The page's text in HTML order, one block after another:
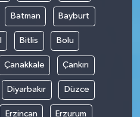
Batman Bayburt
Bitlis Bolu
Çanakkale Çankırı
Diyarbakır Düzce
Erzincan Erzurum